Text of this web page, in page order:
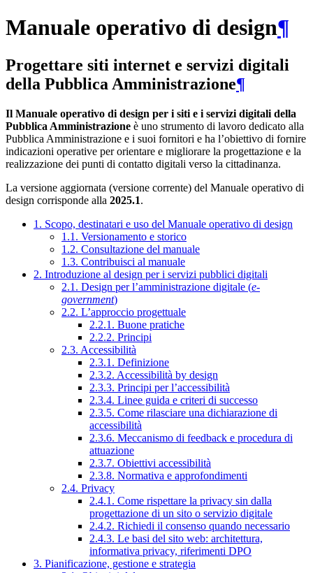
Manuale operativo di design¶
Progettare siti internet e servizi digitali
della Pubblica Amministrazione¶
Il Manuale operativo di design per i siti e i servizi digitali della
Pubblica Amministrazione è uno strumento di lavoro dedicato alla
Pubblica Amministrazione e i suoi fornitori e ha l’obiettivo di fornire
indicazioni operative per orientare e migliorare la progettazione e la
realizzazione dei punti di contatto digitali verso la cittadinanza.
La versione aggiornata (versione corrente) del Manuale operativo di
design corrisponde alla 2025.1.
1. Scopo, destinatari e uso del Manuale operativo di design
1.1. Versionamento e storico
1.2. Consultazione del manuale
1.3. Contribuisci al manuale
2. Introduzione al design per i servizi pubblici digitali
2.1. Design per l’amministrazione digitale (e-
government)
2.2. L’approccio progettuale
2.2.1. Buone pratiche
2.2.2. Principi
2.3. Accessibilità
2.3.1. Definizione
2.3.2. Accessibilità by design
2.3.3. Principi per l’accessibilità
2.3.4. Linee guida e criteri di successo
2.3.5. Come rilasciare una dichiarazione di
accessibilità
2.3.6. Meccanismo di feedback e procedura di
attuazione
2.3.7. Obiettivi accessibilità
2.3.8. Normativa e approfondimenti
2.4. Privacy
2.4.1. Come rispettare la privacy sin dalla
progettazione di un sito o servizio digitale
2.4.2. Richiedi il consenso quando necessario
2.4.3. Le basi del sito web: architettura,
informativa privacy, riferimenti DPO
3. Pianificazione, gestione e strategia